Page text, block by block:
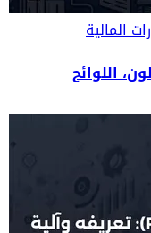
المالية
اللوائح